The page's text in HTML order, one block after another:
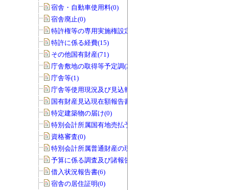
宿舎・自動車使用料(0)
宿舎廃止(0)
特許権等の専用実施権設定(22)
特許に係る経費(15)
その他国有財産(71)
庁舎敷地の取得等予定調(22)
庁舎等(1)
庁舎等使用現況及び見込報告書(0)
国有財産見込現在額報告書(1)
特定建築物の届け(0)
特別会計所属国有地売払予定調(0)
資格審査(0)
特別会計所属普通財産の現況調査(0)
予算に係る調査及び諸報告(286)
借入状況報告書(6)
宿舎の居住証明(0)